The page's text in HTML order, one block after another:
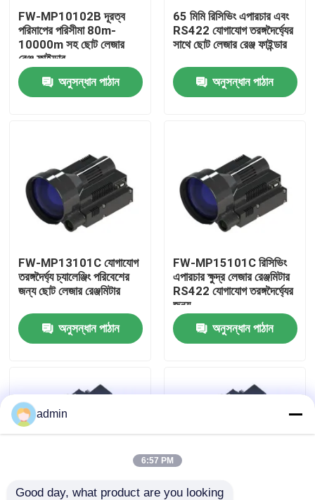
বাড়ি
ভিডিও
আমাদের সম্বন্ধে
কারখানা পরিদর্শন
গুণমান নিয়ন্ত্রণ
খবর
এভিয়েশন পার্টস
FW-MP10102B দূরত্ব
পরিমাপের পরিসীমা 80m-
10000m সহ ছোট লেজার
রেঞ্জ ফাইন্ডার
অনুসন্ধান পাঠান
65 মিমি রিসিভিং এপারচার এবং
RS422 যোগাযোগ তরঙ্গদৈর্ঘ্যের
সাথে ছোট লেজার রেঞ্জ ফাইন্ডার
অনুসন্ধান পাঠান
FW-MP13101C যোগাযোগ
তরঙ্গদৈর্ঘ্য চ্যালেঞ্জিং পরিবেশের
জন্য ছোট লেজার রেঞ্জমিটার
অনুসন্ধান পাঠান
FW-MP15101C রিসিভিং
এপারচার ক্ষুদ্র লেজার রেঞ্জমিটার
RS422 যোগাযোগ তরঙ্গদৈর্ঘ্যের
জন্য
অনুসন্ধান পাঠান
admin
6:57 PM
Good day, what product are you looking